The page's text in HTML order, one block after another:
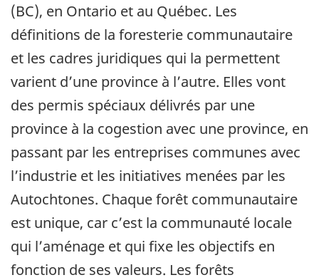
(BC), en Ontario et au Québec. Les
définitions de la foresterie communautaire
et les cadres juridiques qui la permettent
varient d’une province à l’autre. Elles vont
des permis spéciaux délivrés par une
province à la cogestion avec une province, en
passant par les entreprises communes avec
l’industrie et les initiatives menées par les
Autochtones. Chaque forêt communautaire
est unique, car c’est la communauté locale
qui l’aménage et qui fixe les objectifs en
fonction de ses valeurs. Les forêts